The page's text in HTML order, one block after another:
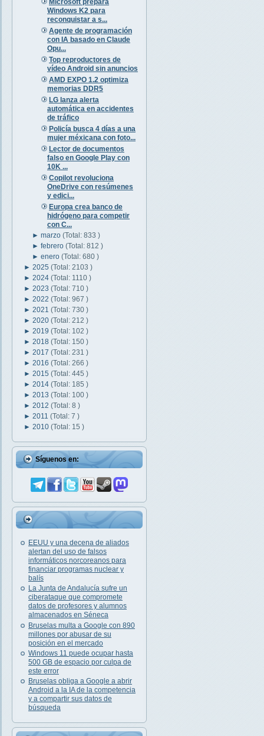
Windows K2 para
reconquistar a s...
Agente de programación
con IA basado en Claude
Opu...
Top reproductores de
vídeo Android sin anuncios
AMD EXPO 1.2 optimiza
memorias DDR5
LG lanza alerta
automática en accidentes
de tráfico
Policía busca 4 días a una
mujer méxicana con foto...
Lector de documentos
falso en Google Play con
10K ...
Copilot revoluciona
OneDrive con resúmenes
y edici...
Europa crea banco de
hidrógeno para competir
con C...
►marzo(Total: 833 )
►febrero(Total: 812 )
►enero(Total: 680 )
► 2025 (Total: 2103 )
► 2024 (Total: 1110 )
► 2023 (Total: 710 )
► 2022 (Total: 967 )
► 2021 (Total: 730 )
► 2020 (Total: 212 )
► 2019 (Total: 102 )
► 2018 (Total: 150 )
► 2017 (Total: 231 )
► 2016 (Total: 266 )
► 2015 (Total: 445 )
► 2014 (Total: 185 )
► 2013 (Total: 100 )
► 2012 (Total: 8 )
► 2011 (Total: 7 )
► 2010 (Total: 15 )
Síguenos en:
EEUU y una decena de aliados
alertan del uso de falsos
informáticos norcoreanos para
financiar programas nuclear y
balís
La Junta de Andalucía sufre un
ciberataque que compromete
datos de profesores y alumnos
almacenados en Séneca
Bruselas multa a Google con 890
millones por abusar de su
posición en el mercado
Windows 11 puede ocupar hasta
500 GB de espacio por culpa de
este error
Bruselas obliga a Google a abrir
Android a la IA de la competencia
y a compartir sus datos de
búsqueda